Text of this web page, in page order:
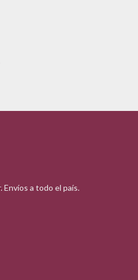
Envíos a todo el país.